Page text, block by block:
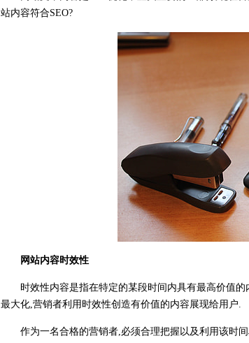
站内容符合SEO?
网站内容时效性
时效性内容是指在特定的某段时间内具有最高价值
最大化,营销者利用时效性创造有价值的内容展现给用户.
作为一名合格的营销者,必须合理把握以及利用该时